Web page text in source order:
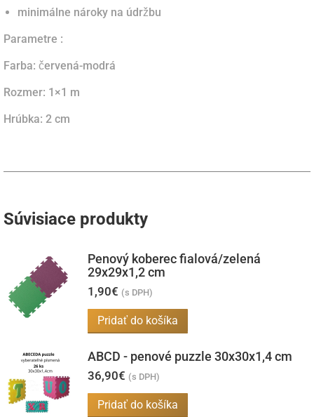
minimálne nároky na údržbu
Parametre :
Farba: červená-modrá
Rozmer: 1×1 m
Hrúbka: 2 cm
Súvisiace produkty
Penový koberec fialová/zelená
29x29x1,2 cm
1,90€ (s DPH)
Pridať do košíka
ABCD - penové puzzle 30x30x1,4 cm
36,90€ (s DPH)
Pridať do košíka